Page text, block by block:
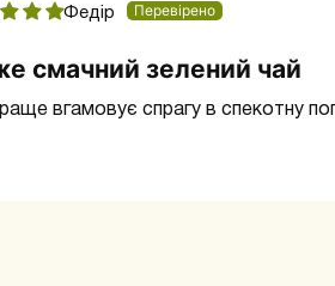
Федір
смачний зелений чай
вгамовує спрагу в спекотну